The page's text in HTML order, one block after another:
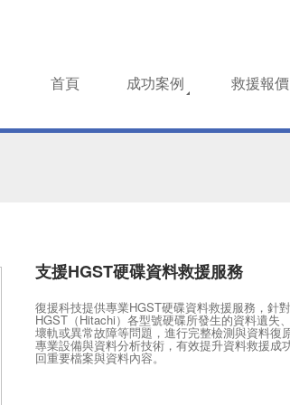
首頁 成功案例 救援報價
支援HGST硬碟資料救援服務
復援科技提供專業HGST硬碟資料救援服務，針對
HGST（Hitachi）各型號硬碟所發生的資料遺失、
壞軌或異常故障等問題，進行完整檢測與資料復
專業設備與資料分析技術，有效提升資料救援成
回重要檔案與資料內容。